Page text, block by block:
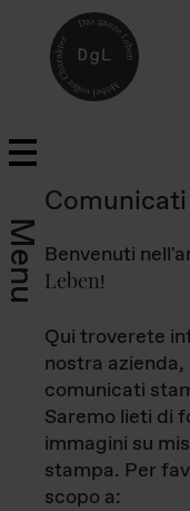
Menu Benvenuti
Leben!
Qui troverete
nostra
comunicati
Saremo lieti di
immagini su
stampa. Per
scopo a: